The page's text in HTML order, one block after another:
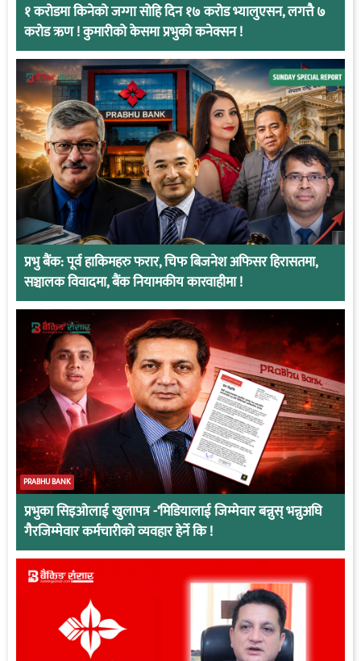
१ करोडमा किनेको जग्गा सोहि दिन १७ करोड भ्यालुएसन, लगत्तै ७
करोड ऋण ! कुमारीको केसमा प्रभुको कनेक्सन !
प्रभु बैंक: पूर्व हाकिमहरु फरार, चिफ बिजनेश अफिसर हिरासतमा,
सञ्चालक विवादमा, बैंक नियामकीय कारवाहीमा !
PRABHU BANK
प्रभुका सिइओलाई खुलापत्र -‘मिडियालाई जिम्मेवार बन्नुस् भन्नुअघि
गैरजिम्मेवार कर्मचारीको व्यवहार हेर्ने कि !